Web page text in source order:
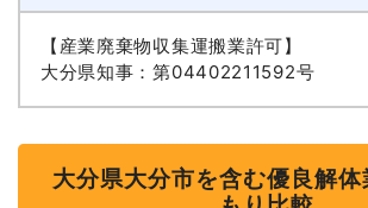
【産業廃棄物収集運搬業許可】
大分県知事：第04402211592号
大分県大分市を含む優良解